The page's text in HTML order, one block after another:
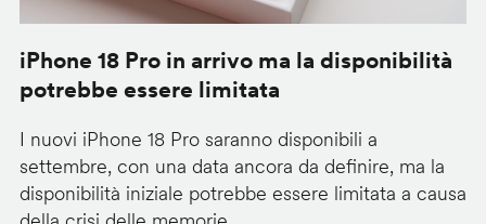
iPhone 18 Pro in arrivo ma la disponibilità
potrebbe essere limitata
I nuovi iPhone 18 Pro saranno disponibili a
settembre, con una data ancora da definire, ma la
disponibilità iniziale potrebbe essere limitata a causa